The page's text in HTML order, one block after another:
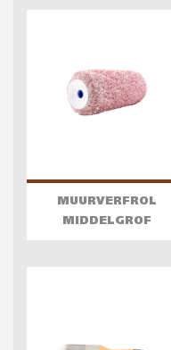
MUURVERFROL
MIDDELGROF